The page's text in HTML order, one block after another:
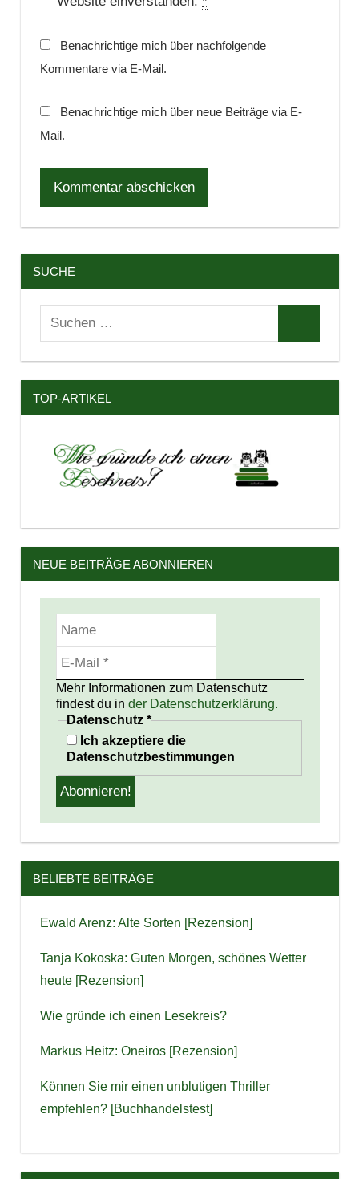
Benachrichtige mich über nachfolgende
Kommentare via E-Mail.
Benachrichtige mich über neue Beiträge via E-
Mail.
SUCHE
Suchen
TOP-ARTIKEL
NEUE BEITRÄGE ABONNIEREN
Mehr Informationen zum Datenschutz
findest du in der Datenschutzerklärung.
Datenschutz *
Ich akzeptiere die
Datenschutzbestimmungen
BELIEBTE BEITRÄGE
Ewald Arenz: Alte Sorten [Rezension]
Tanja Kokoska: Guten Morgen, schönes Wetter
heute [Rezension]
Wie gründe ich einen Lesekreis?
Markus Heitz: Oneiros [Rezension]
Können Sie mir einen unblutigen Thriller
empfehlen? [Buchhandelstest]